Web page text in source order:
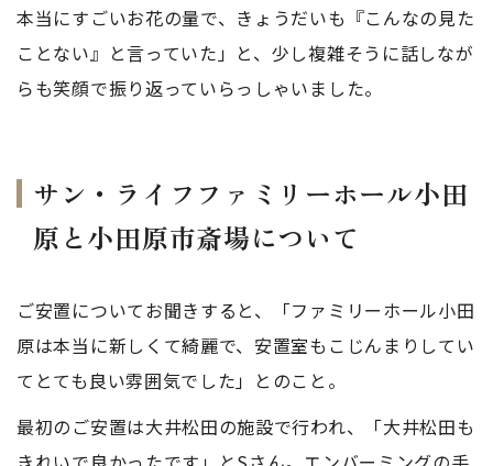
本当にすごいお花の量で、きょうだいも『こんなの見た
ことない』と言っていた」と、少し複雑そうに話しなが
らも笑顔で振り返っていらっしゃいました。
サン・ライフファミリーホール小田
原と小田原市斎場について
ご安置についてお聞きすると、「ファミリーホール小田
原は本当に新しくて綺麗で、安置室もこじんまりしてい
てとても良い雰囲気でした」とのこと。
最初のご安置は大井松田の施設で行われ、「大井松田も